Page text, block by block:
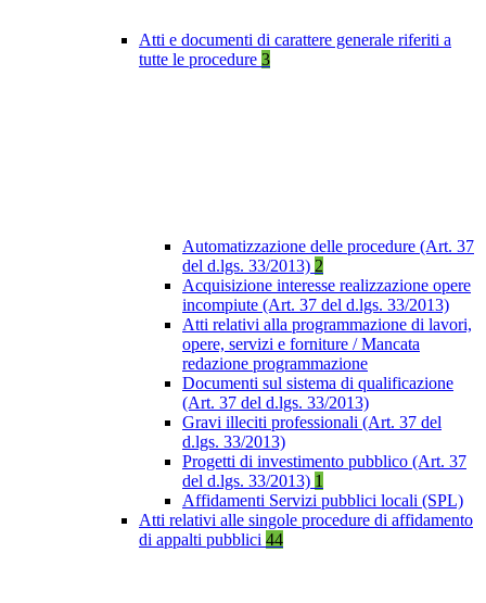
Atti e documenti di carattere generale riferiti a
tutte le procedure 3
Automatizzazione delle procedure (Art. 37
del d.lgs. 33/2013) 2
Acquisizione interesse realizzazione opere
incompiute (Art. 37 del d.lgs. 33/2013)
Atti relativi alla programmazione di lavori,
opere, servizi e forniture / Mancata
redazione programmazione
Documenti sul sistema di qualificazione
(Art. 37 del d.lgs. 33/2013)
Gravi illeciti professionali (Art. 37 del
d.lgs. 33/2013)
Progetti di investimento pubblico (Art. 37
del d.lgs. 33/2013) 1
Affidamenti Servizi pubblici locali (SPL)
Atti relativi alle singole procedure di affidamento
di appalti pubblici 44